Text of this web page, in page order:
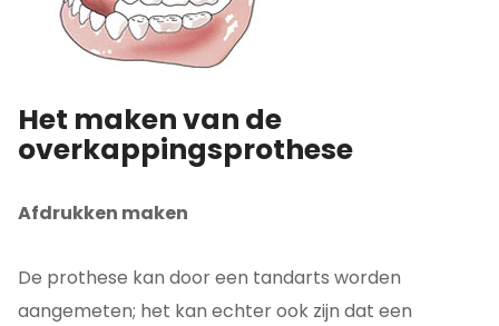
Het maken van de
overkappingsprothese
Afdrukken maken
De prothese kan door een tandarts worden
aangemeten; het kan echter ook zijn dat een